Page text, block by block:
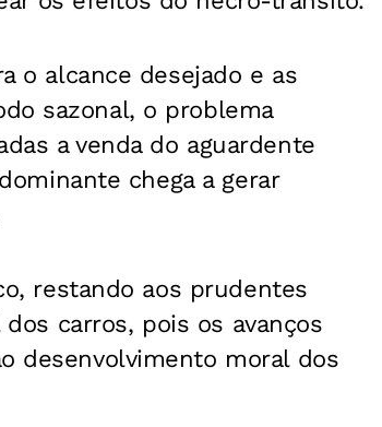
o alcance desejado e as
sazonal, o problema
a venda do aguardente
chega a gerar
restando aos prudentes
carros, pois os avanços
desenvolvimento moral dos